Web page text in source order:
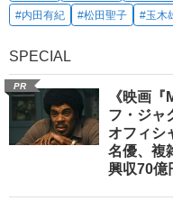
#内田有紀
#松田聖子 #玉木
SPECIAL
PR
《映画
フ・ジャ
オフィシ
名優、複
興収70億